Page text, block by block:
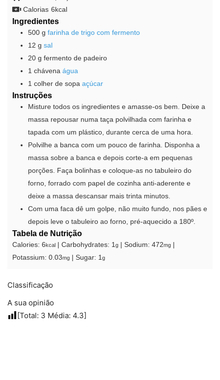
Calorias 6kcal
Ingredientes
500 g farinha de trigo com fermento
12 g sal
20 g fermento de padeiro
1 chávena água
1 colher de sopa açúcar
Instruções
Misture todos os ingredientes e amasse-os bem. Deixe a
massa repousar numa taça polvilhada com farinha e
tapada com um plástico, durante cerca de uma hora.
Polvilhe a banca com um pouco de farinha. Disponha a
massa sobre a banca e depois corte-a em pequenas
porções. Faça bolinhas e coloque-as no tabuleiro do
forno, forrado com papel de cozinha anti-aderente e
deixe a massa descansar mais trinta minutos.
Com uma faca dê um golpe, não muito fundo, nos pães e
depois leve o tabuleiro ao forno, pré-aquecido a 180º.
Tabela de Nutrição
Calories: 6kcal | Carbohydrates: 1 g | Sodium: 472mg |
Potassium: 0.03mg | Sugar: 1 g
Classificação
A sua opinião
[Total: 3 Média: 4.3]